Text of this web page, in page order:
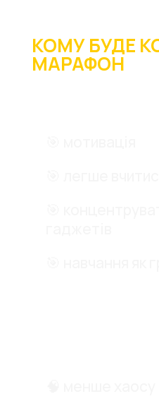
КОМУ БУДЕ
МАРАФОН